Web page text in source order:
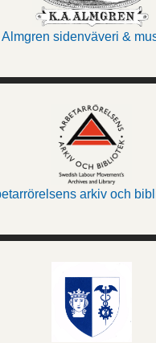
Almgren sidenväveri &
arkiv och